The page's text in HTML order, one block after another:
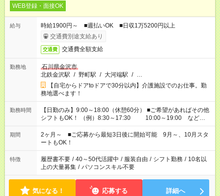
WEB登録・面接OK
給与
時給1900円～ ■週払いOK ■日収1万5200円以上
交通費別途支給あり
交通費 交通費全額支給
勤務地
石川県金沢市
北鉄金沢駅 / 野町駅 / 大河端駅 / …
【自宅からドアtoドアで30分以内】介護施設でのお仕事。勤
務地選べます！
勤務時間
【日勤のみ】9:00～18:00（休憩60分） ■ご希望があればその他
シフトもOK！ （例）8:30～17:30 10:00～19:00 など
「家族とお休みを合わせたい」 「できれば残業はしたくない」
など、あなたのご希望に沿ったお仕事をご紹介します！ ※Wワ
ーク希望の方へ 今ご覧のお仕事で希望する勤務時間と、もう1つ
のお仕事の勤務時間。 合計で週40時間を超える場合は応募でき
ません
期間
2ヶ月～ ■ご応募から最短3日後に開始可能 9月～、10月スタ
ートもOK！
特徴 履歴書不要 / 40～50代活躍中 / 服装自由 / シフト勤務 / 10名以
上の大量募集 / パソコンスキル不要
気になる！ 応募する 詳細へ